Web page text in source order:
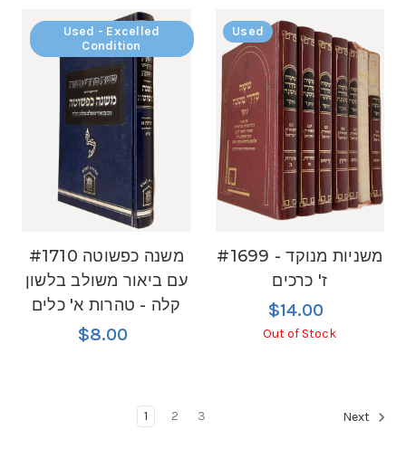
Used - Excelled
Condition
#1710 משנה כפשוטה
עם ביאור משולב בלשון
קלה - טהרות א' כלים
$8.00
Used
#1699 משניות מנוקד -
ז' כרכים
$14.00
Out of Stock
1 2 3 Next